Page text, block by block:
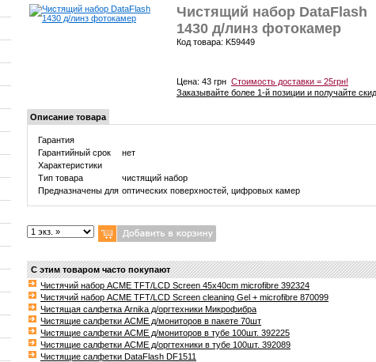
Чистящий набор DataFlash
1430 д/линз фотокамер
Код товара: K59449
Цена: 43 грн Стоимость доставки = 25грн!
Заказывайте более 1-й позиции и получайте
Описание товара
Гарантия
Гарантийный срок
нет
Характеристики
Тип товара
чистящий набор
Предназначены для оптических поверхностей, цифровых камер
С этим товаром часто покупают
Чистячий набор ACME TFT/LCD Screen 45x40cm microfibre 392324
Чистячий набор ACME TFT/LCD Screen cleaning Gel + microfibre 870099
Чистящая салфетка Arnika д/оргтехники Микрофибра
Чистящие салфетки ACME д/мониторов в пакете 70шт
Чистящие салфетки ACME д/мониторов в тубе 100шт. 392225
Чистящие салфетки ACME д/оргтехники в тубе 100шт. 392089
Чистящие салфетки DataFlash DF1511